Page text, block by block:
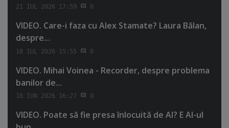
21 IUL 2026 17:59 0
VIDEO. Care-i faza cu Alex Stamate? Laura Bălan,
despre...
18 IUL 2026 15:55 0
VIDEO. Mihai Voinea - Recorder, despre problema
banilor de...
18 IUN 2026 16:27 0
VIDEO. Poate să fie presa înlocuită de AI? E AI-ul